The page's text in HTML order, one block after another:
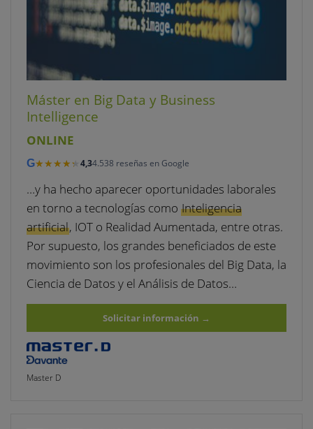
Máster en Big Data y Business
Intelligence
ONLINE
G★★★★★
★★★★★ 4,34.538 reseñas en Google
…y ha hecho aparecer oportunidades laborales
en torno a tecnologías como Inteligencia
artificial, IOT o Realidad Aumentada, entre otras.
Por supuesto, los grandes beneficiados de este
movimiento son los profesionales del Big Data, la
Ciencia de Datos y el Análisis de Datos…
Solicitar información →
Master D